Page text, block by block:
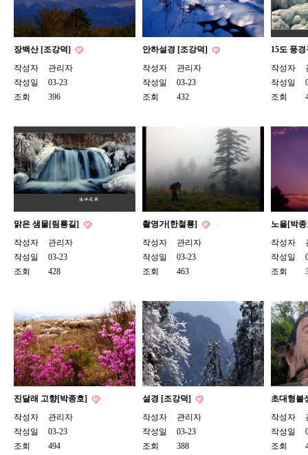
장백산 [조강덕]
작성자
관리자
작성일
03-23
조회
396
안하설경 [조강덕]
작성자
관리자
작성일
03-23
조회
432
15도 풍
작성자
작성일
조회
맑은 샘물[림룡길]
작성자
관리자
작성일
03-23
조회
428
촬영가[한철룡]
작성자
관리자
작성일
03-23
조회
463
노을[박
작성자
작성일
조회
진달래 고향[박종호]
작성자
관리자
작성일
03-23
조회
494
설경 [조강덕]
작성자
관리자
작성일
03-23
조회
388
초대형불
작성자
작성일
조회